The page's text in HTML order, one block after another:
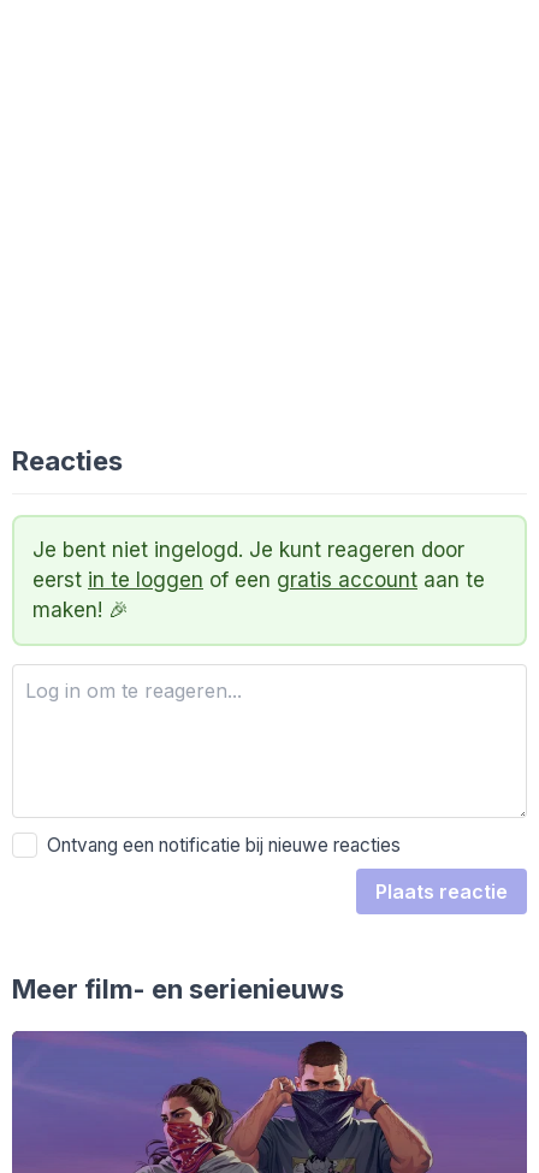
Reacties
Je bent niet ingelogd. Je kunt reageren door
eerst in te loggen of een gratis account aan te
maken! 🎉
Ontvang een notificatie bij nieuwe reacties
Plaats reactie
Meer film- en serienieuws